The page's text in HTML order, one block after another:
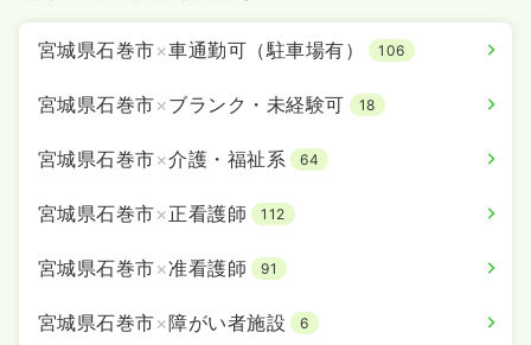
宮城県石巻市×車通勤可（駐車場有） 106
宮城県石巻市×ブランク・未経験可 18
宮城県石巻市×介護・福祉系 64
宮城県石巻市×正看護師 112
宮城県石巻市×准看護師 91
宮城県石巻市×障がい者施設 6